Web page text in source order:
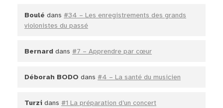
Boulé dans #34 – Les enregistrements des grands
violonistes du passé
Bernard dans #7 – Apprendre par cœur
Déborah BODO dans #4 – La santé du musicien
Turzi dans #1 La préparation d’un concert